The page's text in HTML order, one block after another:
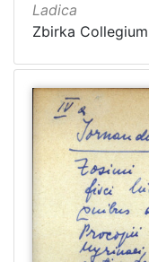
Ladica
Zbirka